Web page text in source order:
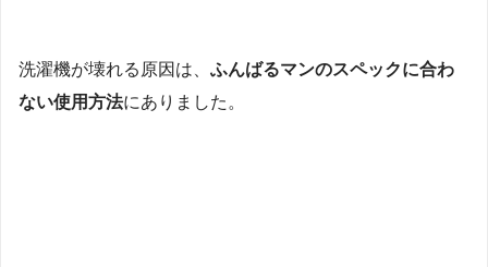
洗濯機が壊れる原因は、 ふんばるマンのスペックに合わ
ない使用方法にありました。